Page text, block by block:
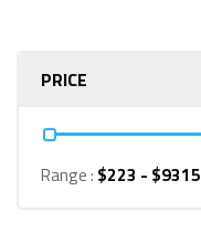
PRICE
Range : $223 - $9315